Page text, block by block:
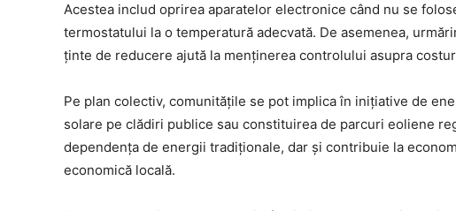
Acestea includ oprirea aparatelor electronice când nu se
termostatului la o temperatură adecvată. De asemenea,
ținte de reducere ajută la menținerea controlului asupra
Pe plan colectiv, comunitățile se pot implica în inițiative de
solare pe clădiri publice sau constituirea de parcuri eoliene
dependența de energii tradiționale, dar și contribuie la
economică locală.